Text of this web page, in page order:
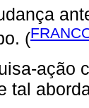
(
ação
tal